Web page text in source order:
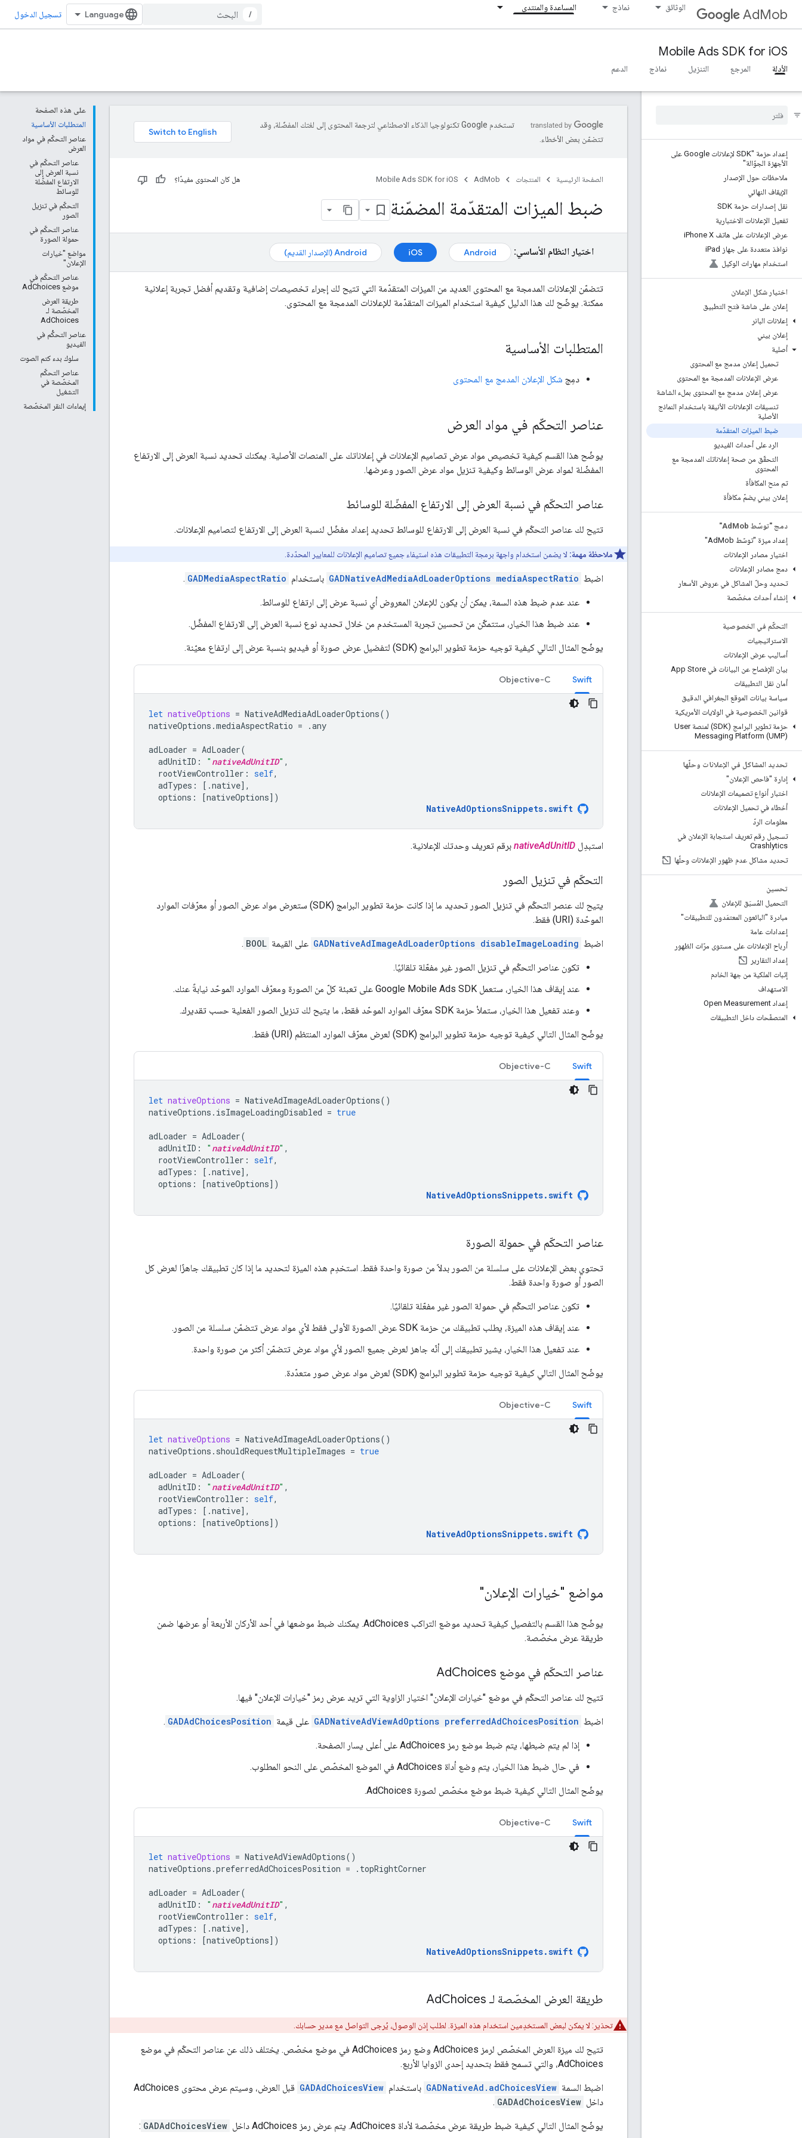
AdMob الوثائق نماذج المساعدة والمنتدى
/ تسجيل الدخول
Mobile Ads SDK for iOS
الأدلة المرجع التنزيل نماذج الدعم
إعداد حزمة "SDK لإعلانات Google على
الأجهزة الجوّالة"
ملاحظات حول الإصدار
الإيقاف النهائي
نقل إصدارات حزمة SDK
تفعيل الإعلانات الاختبارية
عرض الإعلانات على هاتف i Phone X
نوافذ متعددة على جهاز i Pad
استخدام مهارات الوكيل
اختيار شكل الإعلان
إعلان على شاشة فتح التطبيق
إعلانات البانر
إعلان بيني
أصلية
تحميل إعلان مدمج مع المحتوى
عرض الإعلانات المدمجة مع المحتوى
عرض إعلان مدمج مع المحتوى بملء الشاشة
تنسيقات الإعلانات الأنيقة باستخدام النماذج
الأصلية
ضبط الميزات المتقدّمة
الرد على أحداث الفيديو
التحقّق من صحة إعلاناتك المدمجة مع
المحتوى
تم منح المكافأة
إعلان بيني يضمّ مكافأة
دمج "توسّط Ad Mob"
إعداد ميزة "توسّط Ad Mob"
اختيار مصادر الإعلانات
دمج مصادر الإعلانات
تحديد وحلّ المشاكل في عروض الأسعار
إنشاء أحداث مخصّصة
التحكّم في الخصوصية
الاستراتيجيات
أساليب عرض الإعلانات
بيان الإفصاح عن البيانات في App Store
أمان نقل التطبيقات
سياسة بيانات الموقع الجغرافي الدقيق
قوانين الخصوصية في الولايات الأمريكية
حزمة تطوير البرامج (SDK) لمنصة User
Messaging Platform (UMP)
تحديد المشاكل في الإعلانات وحلّها
إدارة "فاحص الإعلان"
اختبار أنواع تصميمات الإعلانات
أخطاء في تحميل الإعلانات
معلومات الردّ
تسجيل رقم تعريف استجابة الإعلان في
Crashlytics
تحديد مشاكل عدم ظهور الإعلانات وحلّها
تحسين
التحميل المُسبَق للإعلان
مبادرة "البائعون المعتمَدون للتطبيقات"
إعدادات عامة
أرباح الإعلانات على مستوى مرّات الظهور
إعداد التقارير
إثبات الملكية من جهة الخادم
الاستهداف
إعداد Open Measurement
المتصفّحات داخل التطبيقات
على هذه الصفحة
المتطلبات الأساسية
عناصر التحكّم في مواد
العرض
عناصر التحكّم في
نسبة العرض إلى
الارتفاع المفضّلة
للوسائط
التحكّم في تنزيل
الصور
عناصر التحكّم في
حمولة الصورة
مواضع "خيارات
الإعلان"
عناصر التحكّم في
موضع AdChoices
طريقة العرض
المخصّصة لـ
AdChoices
عناصر التحكُّم في
الفيديو
سلوك بدء كتم الصوت
عناصر التحكّم
المخصّصة في
التشغيل
إيماءات النقر المخصّصة
تستخدم Google تكنولوجيا الذكاء الاصطناعي لترجمة المحتوى إلى لغتك المفضّلة، وقد
تتضمّن بعض الأخطاء.
الصفحة الرئيسية المنتجات AdMob
Mobile Ads SDK for iOS هل كان المحتوى مفيدًا؟
ضبط الميزات المتقدّمة المضمّنة
اختيار النظام الأساسي: Android
iOS Android (الإصدار القديم)
تتضمّن الإعلانات المدمجة مع المحتوى العديد من الميزات المتقدّمة التي تتيح لك إجراء تخصيصات إضافية وتقديم أفضل تجربة إعلانية
ممكنة. يوضّح لك هذا الدليل كيفية استخدام الميزات المتقدّمة للإعلانات المدمجة مع المحتوى.
المتطلبات الأساسية
دمِج شكل الإعلان المدمج مع المحتوى
عناصر التحكّم في مواد العرض
يوضّح هذا القسم كيفية تخصيص مواد عرض تصاميم الإعلانات في إعلاناتك على المنصات الأصلية. يمكنك تحديد نسبة العرض إلى الارتفاع
المفضّلة لمواد عرض الوسائط وكيفية تنزيل مواد عرض الصور وعرضها.
عناصر التحكّم في نسبة العرض إلى الارتفاع المفضّلة للوسائط
تتيح لك عناصر التحكّم في نسبة العرض إلى الارتفاع للوسائط تحديد إعداد مفضّل لنسبة العرض إلى الارتفاع لتصاميم الإعلانات.
ملاحظة مهمة: لا يضمن استخدام واجهة برمجة التطبيقات هذه استيفاء جميع تصاميم الإعلانات للمعايير المحدّدة.
اضبط GADNativeAdMediaAdLoaderOptions mediaAspectRatio باستخدام GADMediaAspectRatio
.
عند عدم ضبط هذه السمة، يمكن أن يكون للإعلان المعروض أي نسبة عرض إلى ارتفاع للوسائط.
عند ضبط هذا الخيار، ستتمكّن من تحسين تجربة المستخدم من خلال تحديد نوع نسبة العرض إلى الارتفاع المفضَّل.
يوضّح المثال التالي كيفية توجيه حزمة تطوير البرامج (SDK) لتفضيل عرض صورة أو فيديو بنسبة عرض إلى ارتفاع معيّنة.
Swift
Objective-C
let nativeOptions = NativeAdMediaAdLoaderOptions()
nativeOptions .mediaAspectRatio = .any
adLoader = AdLoader(
adUnitID : " nativeAdUnitID" ,
rootViewController : self,
adTypes : [.native],
options : [nativeOptions])
NativeAdOptionsSnippets.swift
استبدِل nativeAdUnitID برقم تعريف وحدتك الإعلانية.
التحكّم في تنزيل الصور
يتيح لك عنصر التحكّم في تنزيل الصور تحديد ما إذا كانت حزمة تطوير البرامج (SDK) ستعرض مواد عرض الصور أو معرّفات الموارد
الموحّدة (URI) فقط.
اضبط GADNativeAdImageAdLoaderOptions disableImageLoading على القيمة BOOL
.
تكون عناصر التحكّم في تنزيل الصور غير مفعّلة تلقائيًا.
عند إيقاف هذا الخيار، ستعمل Google Mobile Ads SDK على تعبئة كلّ من الصورة ومعرّف الموارد الموحّد نيابةً عنك.
وعند تفعيل هذا الخيار، ستملأ حزمة SDK معرّف الموارد الموحّد فقط، ما يتيح لك تنزيل الصور الفعلية حسب تقديرك.
يوضّح المثال التالي كيفية توجيه حزمة تطوير البرامج (SDK) لعرض معرّف الموارد المنتظم (URI) فقط.
Swift
Objective-C
let nativeOptions = NativeAdImageAdLoaderOptions()
nativeOptions . isImageLoadingDisabled = true
adLoader = AdLoader(
adUnitID : " nativeAdUnitID" ,
rootViewController : self,
adTypes : [.native],
options : [nativeOptions])
NativeAdOptionsSnippets.swift
عناصر التحكّم في حمولة الصورة
تحتوي بعض الإعلانات على سلسلة من الصور بدلاً من صورة واحدة فقط. استخدِم هذه الميزة لتحديد ما إذا كان تطبيقك جاهزًا لعرض كل
الصور أو صورة واحدة فقط.
تكون عناصر التحكّم في حمولة الصور غير مفعّلة تلقائيًا.
عند إيقاف هذه الميزة، يطلب تطبيقك من حزمة SDK عرض الصورة الأولى فقط لأي مواد عرض تتضمّن سلسلة من الصور.
عند تفعيل هذا الخيار، يشير تطبيقك إلى أنّه جاهز لعرض جميع الصور لأي مواد عرض تتضمّن أكثر من صورة واحدة.
يوضّح المثال التالي كيفية توجيه حزمة تطوير البرامج (SDK) لعرض مواد عرض صور متعدّدة.
Swift
Objective-C
let nativeOptions = NativeAdImageAdLoaderOptions()
nativeOptions . shouldRequestMultipleImages = true
adLoader = AdLoader(
adUnitID : " nativeAdUnitID" ,
rootViewController : self,
adTypes : [.native],
options : [nativeOptions])
NativeAdOptionsSnippets.swift
مواضع "خيارات الإعلان"
يوضّح هذا القسم بالتفصيل كيفية تحديد موضع التراكب AdChoices. يمكنك ضبط موضعها في أحد الأركان الأربعة أو عرضها ضمن
طريقة عرض مخصّصة.
عناصر التحكّم في موضع Ad Choices
تتيح لك عناصر التحكّم في موضع "خيارات الإعلان" اختيار الزاوية التي تريد عرض رمز "خيارات الإعلان" فيها.
اضبط GADNativeAdViewAdOptions preferredAdChoicesPosition على قيمة GADAdChoicesPosition
.
إذا لم يتم ضبطها، يتم ضبط موضع رمز AdChoices على أعلى يسار الصفحة.
في حال ضبط هذا الخيار، يتم وضع أداة AdChoices في الموضع المخصّص على النحو المطلوب.
يوضّح المثال التالي كيفية ضبط موضع مخصّص لصورة AdChoices.
Swift
Objective-C
let nativeOptions = NativeAdViewAdOptions()
nativeOptions .preferredAdChoicesPosition = . topRightCorner
adLoader = AdLoader(
adUnitID : " nativeAdUnitID" ,
rootViewController : self,
adTypes : [.native],
options : [nativeOptions])
NativeAdOptionsSnippets.swift
طريقة العرض المخصّصة لـ Ad Choices
تحذير: لا يمكن لبعض المستخدِمين استخدام هذه الميزة. لطلب إذن الوصول، يُرجى التواصل مع مدير حسابك.
تتيح لك ميزة العرض المخصّص لرمز AdChoices وضع رمز AdChoices في موضع مخصّص. يختلف ذلك عن عناصر التحكّم في موضع
AdChoices، والتي تسمح فقط بتحديد إحدى الزوايا الأربع.
اضبط السمة GADNativeAd.adChoicesView باستخدام GADAdChoicesView
قبل العرض، وسيتم عرض محتوى AdChoices
داخل GADAdChoicesView
.
يوضّح المثال التالي كيفية ضبط طريقة عرض مخصّصة لأداة AdChoices. يتم عرض رمز AdChoices داخل GADAdChoicesView
: